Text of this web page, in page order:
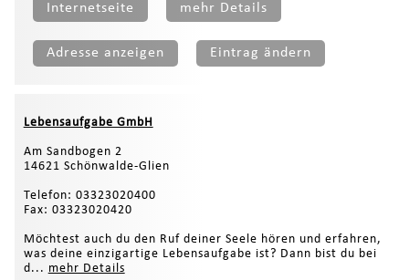
Internetseite mehr Details
Adresse anzeigen Eintrag ändern
Lebensaufgabe GmbH
Am Sandbogen 2
14621 Schönwalde-Glien
Telefon: 03323020400
Fax: 03323020420
Möchtest auch du den Ruf deiner Seele hören und erfahren,
was deine einzigartige Lebensaufgabe ist? Dann bist du bei
d... mehr Details